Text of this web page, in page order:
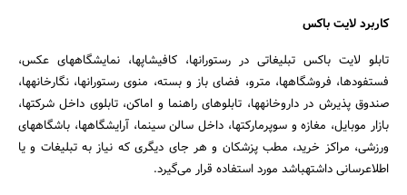
کاربرد لایت باکس
تابلو لایت باکس تبلیغاتی در رستوران‎ها، کافی‎شاپ‎ها، نمایشگاه‎های عکس،
فست‎فودها، فروشگاه‎ها، مترو، فضای باز و بسته، منوی رستوران‎ها، نگارخانه‎ها،
صندوق پذیرش در داروخانه‎ها، تابلو‎های راهنما و اماکن، تابلوی داخل شرکت‎ها،
بازار موبایل، مغازه و سوپرمارکت‎ها، داخل سالن سینما، آرایشگاه‎ها، باشگاه‎های
ورزشی، مراکز خرید، مطب پزشکان و هر جای دیگری که نیاز به تبلیغات و یا
اطلاع‎رسانی داشته‎باشد مورد استفاده قرار می‌گیرد.